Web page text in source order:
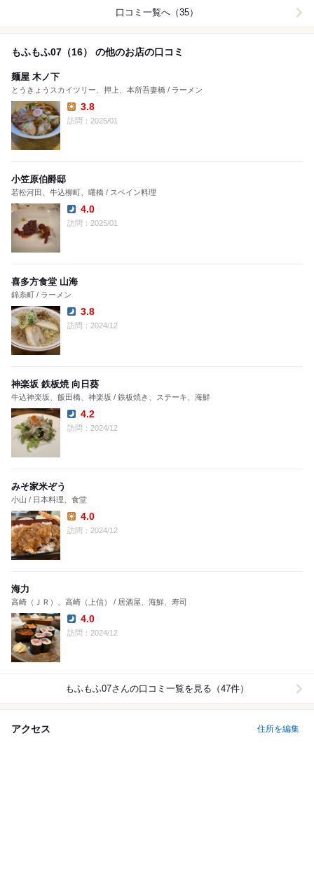
口コミ一覧へ（35）
もふもふ07（16） の他のお店の口コミ
麺屋 木ノ下
とうきょうスカイツリー、押上、本所吾妻橋 / ラーメン
Lunch:
3.8
訪問：2025/01
小笠原伯爵邸
若松河田、牛込柳町、曙橋 / スペイン料理
Dinner:
4.0
訪問：2025/01
喜多方食堂 山海
錦糸町 / ラーメン
Dinner:
3.8
訪問：2024/12
神楽坂 鉄板焼 向日葵
牛込神楽坂、飯田橋、神楽坂 / 鉄板焼き、ステーキ、海鮮
Dinner:
4.2
訪問：2024/12
みそ家米ぞう
小山 / 日本料理、食堂
Lunch:
4.0
訪問：2024/12
海力
高崎（ＪＲ）、高崎（上信） / 居酒屋、海鮮、寿司
Dinner:
4.0
訪問：2024/12
もふもふ07さんの口コミ一覧を見る（47件）
アクセス 住所を編集